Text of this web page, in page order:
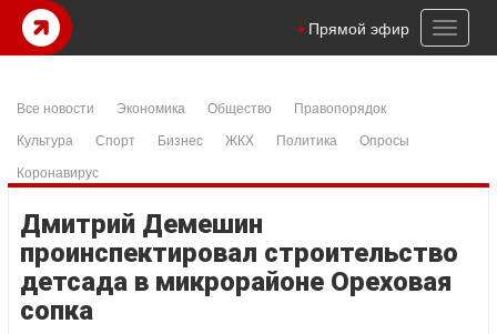
Toggle
Прямой эфир
Все новости Экономика Общество
Правопорядок
Культура
Спорт Бизнес ЖКХ Политика
Опросы
Коронавирус
Дмитрий Демешин
проинспектировал строительство
детсада в микрорайоне Ореховая
сопка